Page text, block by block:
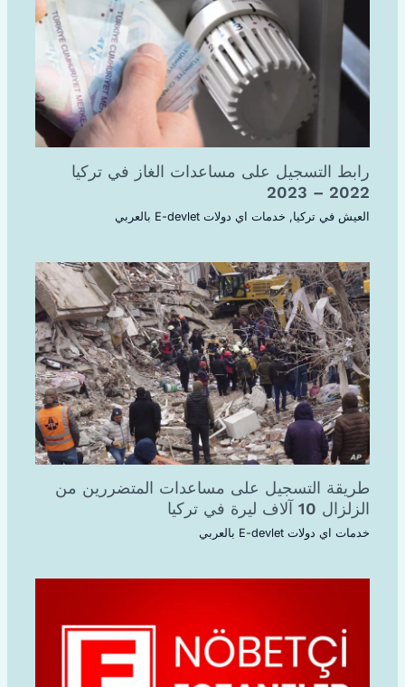
رابط التسجيل على مساعدات الغاز في تركيا
2022 – 2023
العيش في تركيا, خدمات اي دولات E-devlet بالعربي
طريقة التسجيل على مساعدات المتضررين من
الزلزال 10 آلاف ليرة في تركيا
خدمات اي دولات E-devlet بالعربي